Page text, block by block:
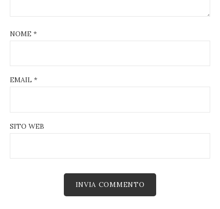
NOME *
EMAIL *
SITO WEB